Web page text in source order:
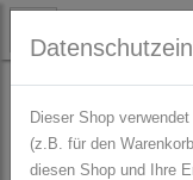
STOFFE Dirndl/
Dieser Shop
(z.B. für den
diesen Shop und Ihre